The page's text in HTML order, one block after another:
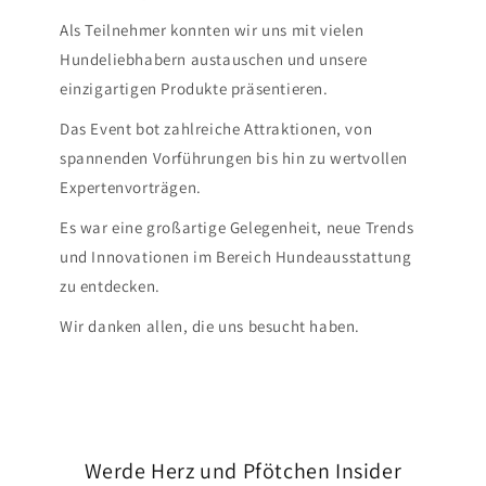
Als Teilnehmer konnten wir uns mit vielen
Hundeliebhabern austauschen und unsere
einzigartigen Produkte präsentieren.
Das Event bot zahlreiche Attraktionen, von
spannenden Vorführungen bis hin zu wertvollen
Expertenvorträgen.
Es war eine großartige Gelegenheit, neue Trends
und Innovationen im Bereich Hundeausstattung
zu entdecken.
Wir danken allen, die uns besucht haben.
Werde Herz und Pfötchen Insider